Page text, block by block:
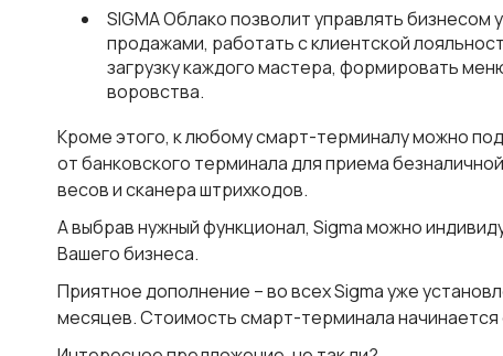
SIGMA Облако позволит управлять бизнесом
продажами, работать с клиентской
загрузку каждого мастера, формировать
воровства.
Кроме этого, к любому смарт-терминалу можно
от банковского терминала для приема
весов и сканера штрихкодов.
А выбрав нужный функционал, Sigma можно
Вашего бизнеса.
Приятное дополнение – во всех Sigma уже
месяцев. Стоимость смарт-терминала начинается